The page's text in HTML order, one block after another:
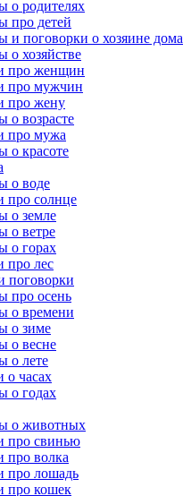
о родителях
про детей
и поговорки о хозяине дома
о хозяйстве
про женщин
про мужчин
про жену
о возрасте
про мужа
о красоте
о воде
про солнце
о земле
о ветре
о горах
про лес
поговорки
про осень
о времени
о зиме
о весне
о лете
о часах
о годах
о животных
про свинью
про волка
про лошадь
про кошек